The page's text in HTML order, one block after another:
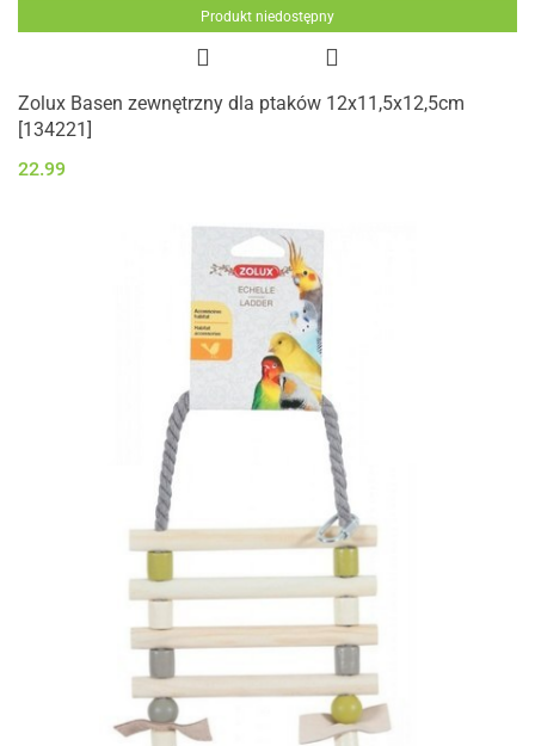
Produkt niedostępny
Zolux Basen zewnętrzny dla ptaków 12x11,5x12,5cm
[134221]
22.99